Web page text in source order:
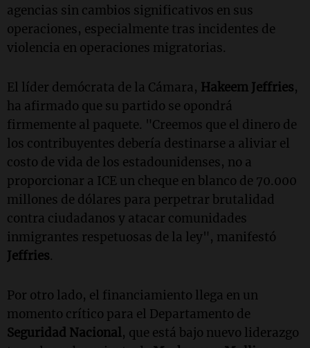
agencias sin cambios significativos en sus
operaciones, especialmente tras incidentes de
violencia en operaciones migratorias.
El líder demócrata de la Cámara, Hakeem Jeffries,
ha afirmado que su partido se opondrá
firmemente al paquete. "Creemos que el dinero de
los contribuyentes debería destinarse a aliviar el
costo de vida de los estadounidenses, no a
proporcionar a ICE un cheque en blanco de 70.000
millones de dólares para perpetrar brutalidad
contra ciudadanos y atacar comunidades
inmigrantes respetuosas de la ley", manifestó
Jeffries.
Por otro lado, el financiamiento llega en un
momento crítico para el Departamento de
Seguridad Nacional, que está bajo nuevo liderazgo